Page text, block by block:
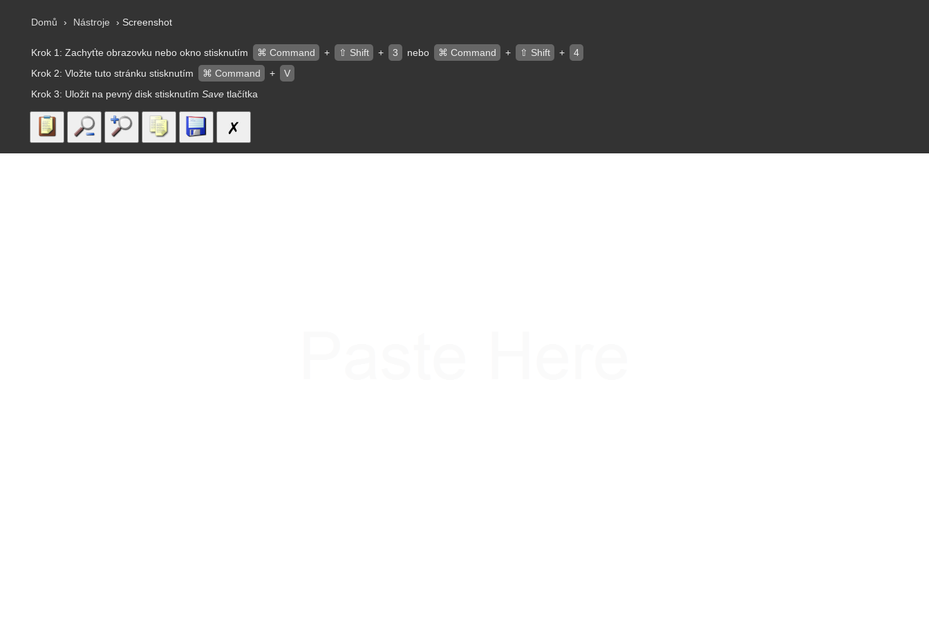
Domů › Nástroje › Screenshot
Krok 1: Zachyťte obrazovku nebo okno stisknutím ⌘ Command + ⇧ Shift + 3 nebo ⌘ Command + ⇧ Shift +
4
Krok 2: Vložte tuto stránku stisknutím
⌘ Command +
V
Krok 3: Uložit na pevný disk stisknutím Save tlačítka
✗